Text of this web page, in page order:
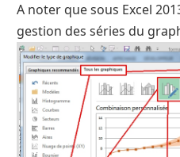
A noter que sous Excel
gestion des séries du